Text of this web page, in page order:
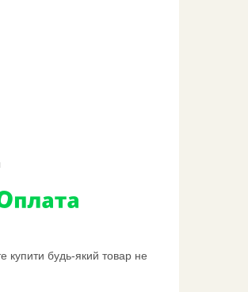
купити будь-який товар не